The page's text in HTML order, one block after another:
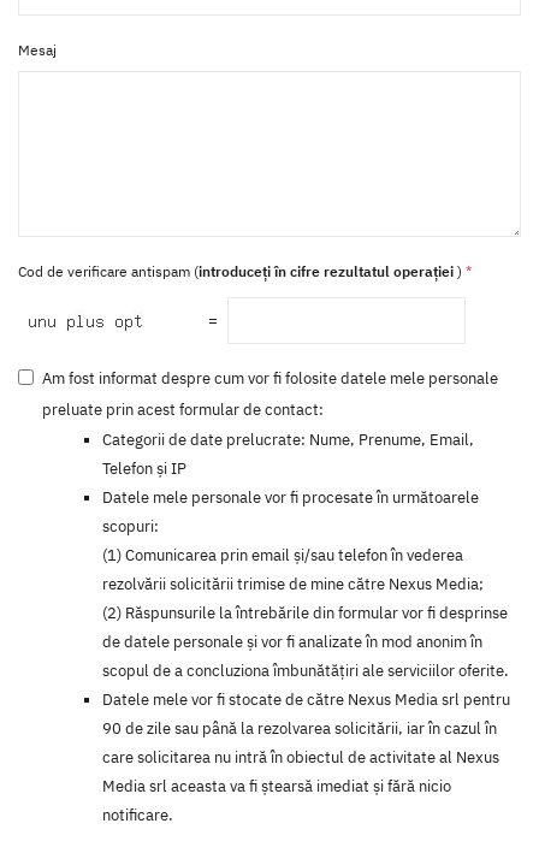
Mesaj
Cod de verificare antispam (introduceți în cifre rezultatul operației ) *
=
Am fost informat despre cum vor fi folosite datele mele personale
preluate prin acest formular de contact:
Categorii de date prelucrate: Nume, Prenume, Email,
Telefon şi IP
Datele mele personale vor fi procesate în următoarele
scopuri:
(1) Comunicarea prin email şi/sau telefon în vederea
rezolvării solicitării trimise de mine către Nexus Media;
(2) Răspunsurile la întrebările din formular vor fi desprinse
de datele personale și vor fi analizate în mod anonim în
scopul de a concluziona îmbunătățiri ale serviciilor oferite.
Datele mele vor fi stocate de către Nexus Media srl pentru
90 de zile sau până la rezolvarea solicitării, iar în cazul în
care solicitarea nu intră în obiectul de activitate al Nexus
Media srl aceasta va fi ştearsă imediat şi fără nicio
notificare.